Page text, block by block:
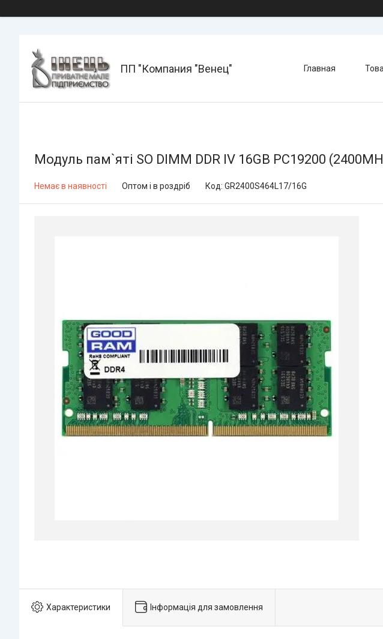
ПП "Компания "Венец" Главная
Модуль пам`яті SO DIMM DDR IV 16GB PC19200
Немає в наявності Оптом і в роздріб Код: GR2400S464L17/16G
Характеристики Інформація для замовлення